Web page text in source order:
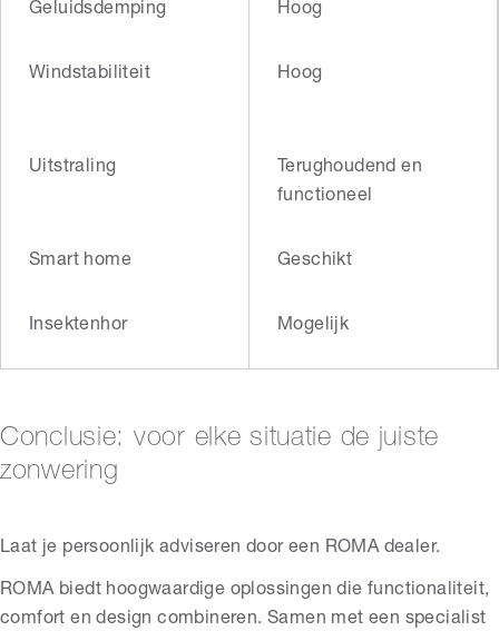
Geluidsdemping Hoog
Windstabiliteit Hoog
Uitstraling
Terughoudend en
functioneel
Smart home Geschikt
Insektenhor Mogelijk
Conclusie: voor elke situatie de juiste
zonwering
Laat je persoonlijk adviseren door een ROMA dealer.
ROMA biedt hoogwaardige oplossingen die functionaliteit,
comfort en design combineren. Samen met een specialist